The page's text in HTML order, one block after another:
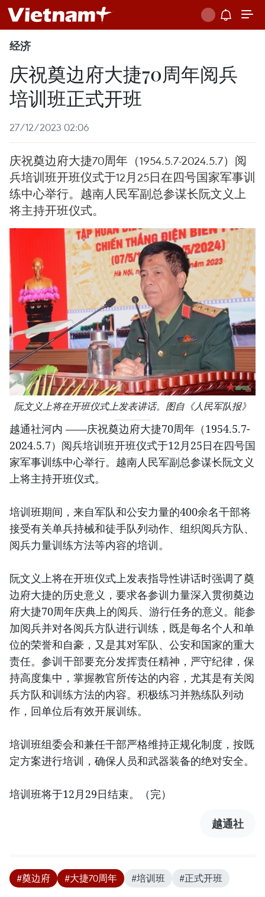
经济
庆祝奠边府大捷70周年阅兵
培训班正式开班
27/12/2023 02:06
庆祝奠边府大捷70周年（1954.5.7-2024.5.7）阅
兵培训班开班仪式于12月25日在四号国家军事训
练中心举行。越南人民军副总参谋长阮文义上
将主持开班仪式。
阮文义上将在开班仪式上发表讲话。图自《人民军队报》
越通社河内 ——庆祝奠边府大捷70周年（1954.5.7-
2024.5.7）阅兵培训班开班仪式于12月25日在四号国
家军事训练中心举行。越南人民军副总参谋长阮文义
上将主持开班仪式。
培训班期间，来自军队和公安力量的400余名干部将
接受有关单兵持械和徒手队列动作、组织阅兵方队、
阅兵力量训练方法等内容的培训。
阮文义上将在开班仪式上发表指导性讲话时强调了奠
边府大捷的历史意义，要求各参训力量深入贯彻奠边
府大捷70周年庆典上的阅兵、游行任务的意义。能参
加阅兵并对各阅兵方队进行训练，既是每名个人和单
位的荣誉和自豪，又是其对军队、公安和国家的重大
责任。参训干部要充分发挥责任精神，严守纪律，保
持高度集中，掌握教官所传达的内容，尤其是有关阅
兵方队和训练方法的内容。积极练习并熟练队列动
作，回单位后有效开展训练。
培训班组委会和兼任干部严格维持正规化制度，按既
定方案进行培训，确保人员和武器装备的绝对安全。
培训班将于12月29日结束。（完）
越通社
#奠边府 #大捷70周年 #培训班 #正式开班